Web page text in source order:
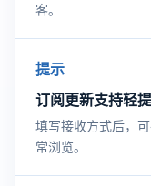
客。
提示
订阅更新支持轻
填写接收方式后，
常浏览。